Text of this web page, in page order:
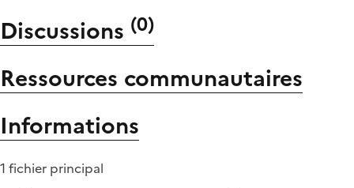
Discussions (0)
Ressources communautaires
Informations
1 fichier principal